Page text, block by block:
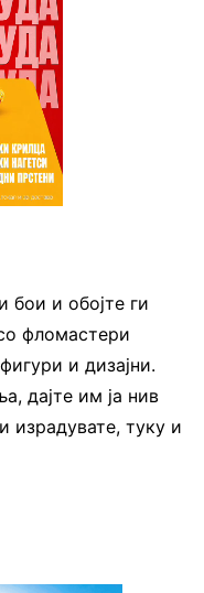
бои и обојте ги
фломастери
и дизајни.
дајте им ја нив
израдувате, туку и